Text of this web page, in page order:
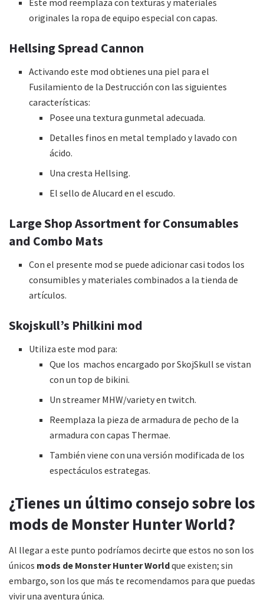
Este mod reemplaza con texturas y materiales
originales la ropa de equipo especial con capas.
Hellsing Spread Cannon
Activando este mod obtienes una piel para el
Fusilamiento de la Destrucción con las siguientes
características:
Posee una textura gunmetal adecuada.
Detalles finos en metal templado y lavado con
ácido.
Una cresta Hellsing.
El sello de Alucard en el escudo.
Large Shop Assortment for Consumables
and Combo Mats
Con el presente mod se puede adicionar casi todos los
consumibles y materiales combinados a la tienda de
artículos.
Skojskull’s Philkini mod
Utiliza este mod para:
Que los machos encargado por SkojSkull se vistan
con un top de bikini.
Un streamer MHW/variety en twitch.
Reemplaza la pieza de armadura de pecho de la
armadura con capas Thermae.
También viene con una versión modificada de los
espectáculos estrategas.
¿Tienes un último consejo sobre los
mods de Monster Hunter World?
Al llegar a este punto podríamos decirte que estos no son los
únicos mods de Monster Hunter Worldque existen; sin
embargo, son los que más te recomendamos para que puedas
vivir una aventura única.